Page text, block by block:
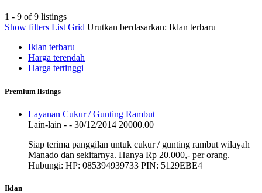
1 - 9 of 9 listings
Show filters List Grid Urutkan berdasarkan: Iklan terbaru
Iklan terbaru
Harga terendah
Harga tertinggi
Premium listings
Layanan Cukur / Gunting Rambut
Lain-lain - - 30/12/2014 20000.00
Siap terima panggilan untuk cukur / gunting rambut wilayah
Manado dan sekitarnya. Hanya Rp 20.000,- per orang.
Hubungi: HP: 085394939733 PIN: 5129EBE4
Iklan